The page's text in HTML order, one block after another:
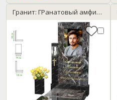
Гранит: ГРанатовый амфиболит / Габбро-Диабаз